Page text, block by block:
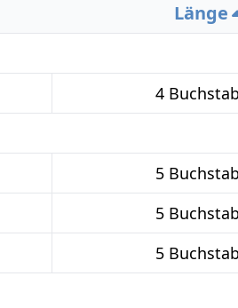
Länge
4
5
5
5